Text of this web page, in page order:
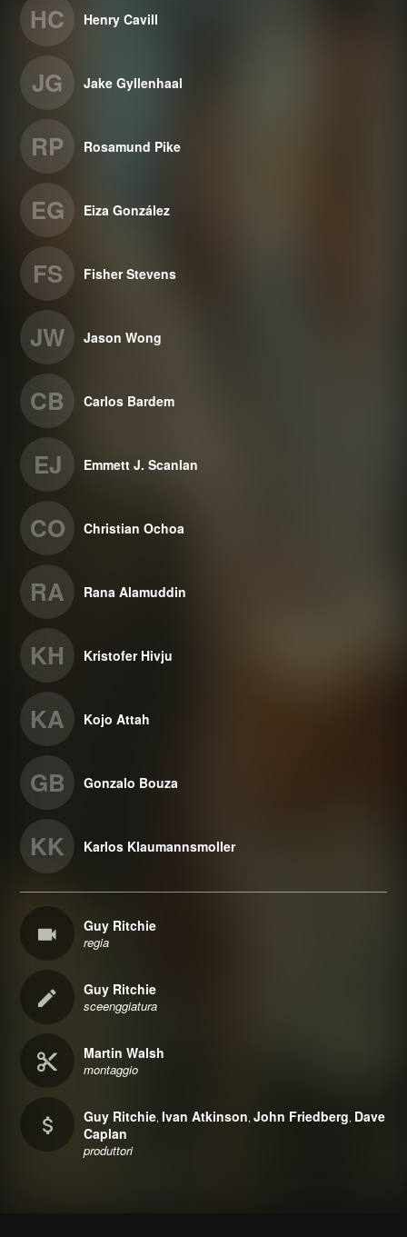
HC Henry Cavill
JG Jake Gyllenhaal
RP Rosamund Pike
EG Eiza González
FS Fisher Stevens
JW Jason Wong
CB Carlos Bardem
EJ Emmett J. Scanlan
CO Christian Ochoa
RA Rana Alamuddin
KH Kristofer Hivju
KA Kojo Attah
GB Gonzalo Bouza
KK Karlos Klaumannsmoller
Guy Ritchie
regia
Guy Ritchie
sceenggiatura
Martin Walsh
montaggio
Guy Ritchie, Ivan Atkinson,John Friedberg, Dave
Caplan
produttori